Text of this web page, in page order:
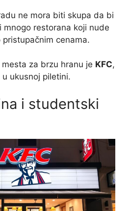
ne mora biti skupa da bi
mnogo restorana koji nude
cenama.
za brzu hranu je KFC,
ukusnoj piletini.
i studentski